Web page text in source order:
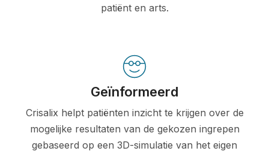
patiënt en arts.
Geïnformeerd
Crisalix helpt patiënten inzicht te krijgen over de
mogelijke resultaten van de gekozen ingrepen
gebaseerd op een 3D-simulatie van het eigen